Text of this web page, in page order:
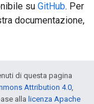
su GitHub. Per
documentazione,
di questa pagina
Attribution 4.0,
alla licenza Apache